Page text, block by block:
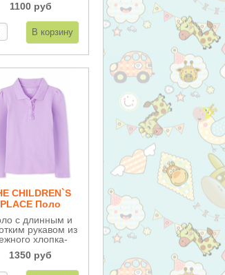
мягкий хлопок).
складочки,
подойдет
занятий в школе.
1100 руб
CHILDREN`S
PLACE Поло
с рюшами
ДВ109
с длинным и
рукавом из
хлопка-
отделка
Отличное
1350 руб